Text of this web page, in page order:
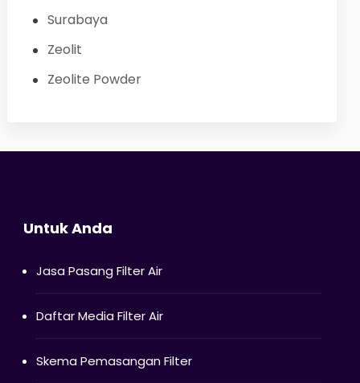
Surabaya
Zeolit
Zeolite Powder
Untuk Anda
Jasa Pasang Filter Air
Daftar Media Filter Air
Skema Pemasangan Filter